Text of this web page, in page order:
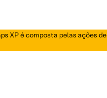
XP é composta pelas ações de